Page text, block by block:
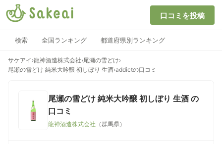
口コミを投稿
検索 全国ランキング 都道府県別ランキング
サケアイ ›龍神酒造株式会社›尾瀬の雪どけ›
尾瀬の雪どけ 純米大吟醸 初しぼり 生酒›addictの口コミ
尾瀬の雪どけ 純米大吟醸 初しぼり 生酒 の
口コミ
龍神酒造株式会社 （群馬県）